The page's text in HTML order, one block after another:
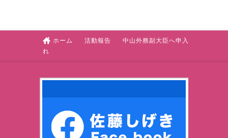
ホーム 活動報告
中山外務副大臣へ申入
れ